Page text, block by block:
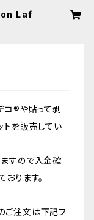
Laf
コ®や貼って剥
トを販売してい
すので入金確
ります。
ご注文は下記フ